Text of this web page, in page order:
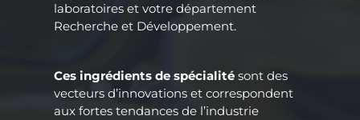
laboratoires et votre département
Recherche et Développement.
Ces ingrédients de spécialité sont des
vecteurs d’innovations et correspondent
aux fortes tendances de l’industrie